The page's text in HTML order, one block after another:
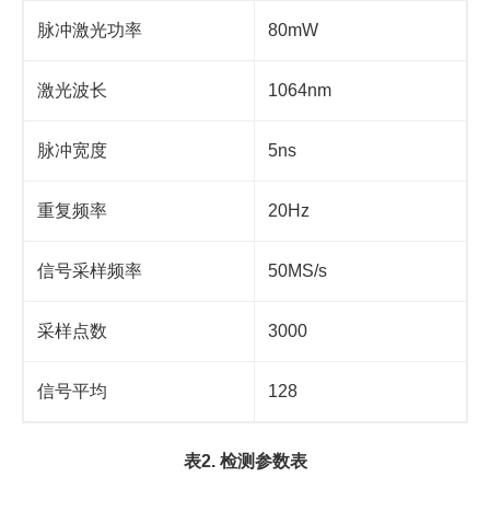
脉冲激光功率 80mW
激光波长 1064nm
脉冲宽度 5ns
重复频率 20Hz
信号采样频率 50MS/s
采样点数 3000
信号平均 128
表2. 检测参数表